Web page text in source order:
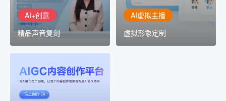
AI+创意
精品声音复刻
AI虚拟主播
虚拟形象定制
AIGC平台